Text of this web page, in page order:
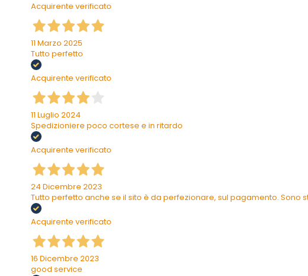
Acquirente verificato
11 Marzo 2025
Tutto perfetto
Acquirente verificato
11 Luglio 2024
Spedizioniere poco cortese e in ritardo
Acquirente verificato
24 Dicembre 2023
Tutto perfetto anche se il sito è da perfezionare, sul pagamento.
Acquirente verificato
16 Dicembre 2023
good service